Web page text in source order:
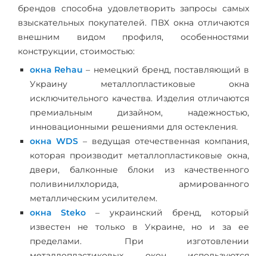
брендов способна удовлетворить запросы самых
взыскательных покупателей. ПВХ окна отличаются
внешним видом профиля, особенностями
конструкции, стоимостью:
окна Rehau – немецкий бренд, поставляющий в
Украину металлопластиковые окна
исключительного качества. Изделия отличаются
премиальным дизайном, надежностью,
инновационными решениями для остекления.
окна WDS – ведущая отечественная компания,
которая производит металлопластиковые окна,
двери, балконные блоки из качественного
поливинилхлорида, армированного
металлическим усилителем.
окна Steko – украинский бренд, который
известен не только в Украине, но и за ее
пределами. При изготовлении